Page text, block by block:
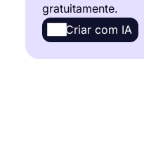
gratuitamente.
Criar com IA